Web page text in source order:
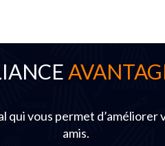
qui vous permet
amis.